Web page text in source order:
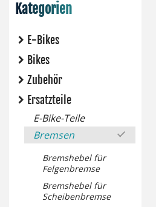
Kategorien
E-Bikes
Bikes
Zubehör
Ersatzteile
E-Bike-Teile
Bremsen
Bremshebel für
Felgenbremse
Bremshebel für
Scheibenbremse